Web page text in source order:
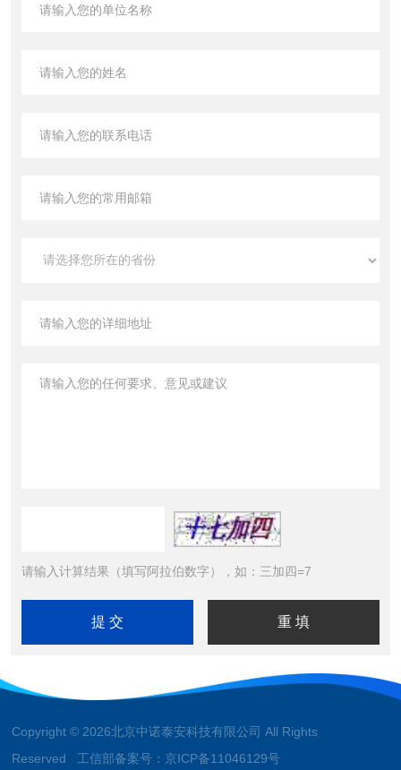
请输入计算结果（填写阿拉伯数字），如：三加四=7
Copyright © 2026北京中诺泰安科技有限公司 All Rights
Reserved 工信部备案号： 京ICP备11046129号